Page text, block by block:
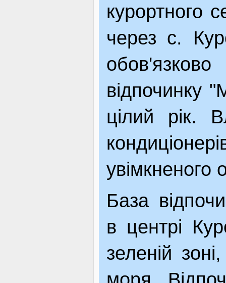
ОГОЛОШЕННЯ
ЯК ДОЇХАТИ
курортного
через с.
відпочинку
цілий рік.
увімкненого
База
в центрі
зеленій